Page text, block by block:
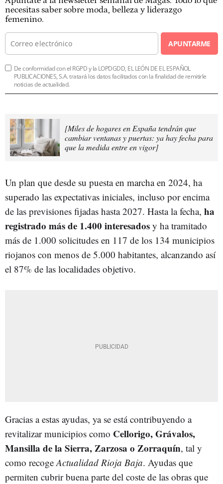
necesitas saber sobre moda, belleza y liderazgo
femenino.
APUNTARME
De conformidad con el RGPD y la LOPDGDD, EL LEÓN DE EL ESPAÑOL
PUBLICACIONES, S.A. tratará los datos facilitados con la finalidad de remitirle
noticias de actualidad.
[Miles de hogares en España tendrán que
cambiar ventanas y puertas: ya hay fecha para
que la medida entre en vigor]
Un plan que desde su puesta en marcha en 2024, ha
superado las expectativas iniciales, incluso por encima
de las previsiones fijadas hasta 2027. Hasta la fecha, ha
registrado más de 1.400 interesados y ha tramitado
más de 1.000 solicitudes en 117 de los 134 municipios
riojanos con menos de 5.000 habitantes, alcanzando así
el 87% de las localidades objetivo.
Gracias a estas ayudas, ya se está contribuyendo a
revitalizar municipios como Cellorigo, Grávalos,
Mansilla de la Sierra, Zarzosa o Zorraquín, tal y
como recoge Actualidad Rioja Baja. Ayudas que
permiten cubrir buena parte del coste de las obras que